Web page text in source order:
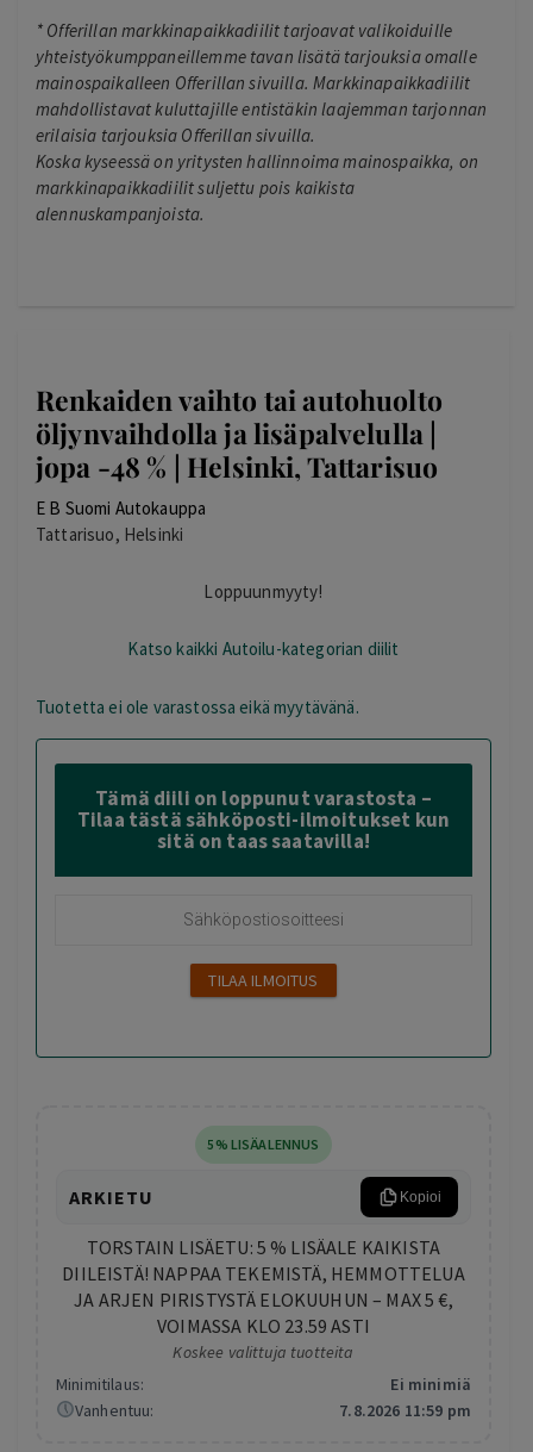
* Offerillan markkinapaikkadiilit tarjoavat valikoiduille
yhteistyökumppaneillemme tavan lisätä tarjouksia omalle
mainospaikalleen Offerillan sivuilla. Markkinapaikkadiilit
mahdollistavat kuluttajille entistäkin laajemman tarjonnan
erilaisia tarjouksia Offerillan sivuilla.
Koska kyseessä on yritysten hallinnoima mainospaikka, on
markkinapaikkadiilit suljettu pois kaikista
alennuskampanjoista.
Renkaiden vaihto tai autohuolto
öljynvaihdolla ja lisäpalvelulla |
jopa -48 % | Helsinki, Tattarisuo
E B Suomi Autokauppa
Tattarisuo, Helsinki
Loppuunmyyty!
Katso kaikki Autoilu-kategorian diilit
Tuotetta ei ole varastossa eikä myytävänä.
Tämä diili on loppunut varastosta –
Tilaa tästä sähköposti-ilmoitukset kun
sitä on taas saatavilla!
5% LISÄALENNUS
ARKIETU Kopioi
TORSTAIN LISÄETU: 5 % LISÄALE KAIKISTA
DIILEISTÄ! NAPPAA TEKEMISTÄ, HEMMOTTELUA
JA ARJEN PIRISTYSTÄ ELOKUUHUN – MAX 5 €,
VOIMASSA KLO 23.59 ASTI
Koskee valittuja tuotteita
Minimitilaus:
Ei minimiä
Vanhentuu:
7.8.2026 11:59 pm